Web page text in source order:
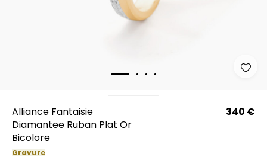
Alliance Fantaisie
Diamantee Ruban Plat Or
Bicolore
340 €
Gravure